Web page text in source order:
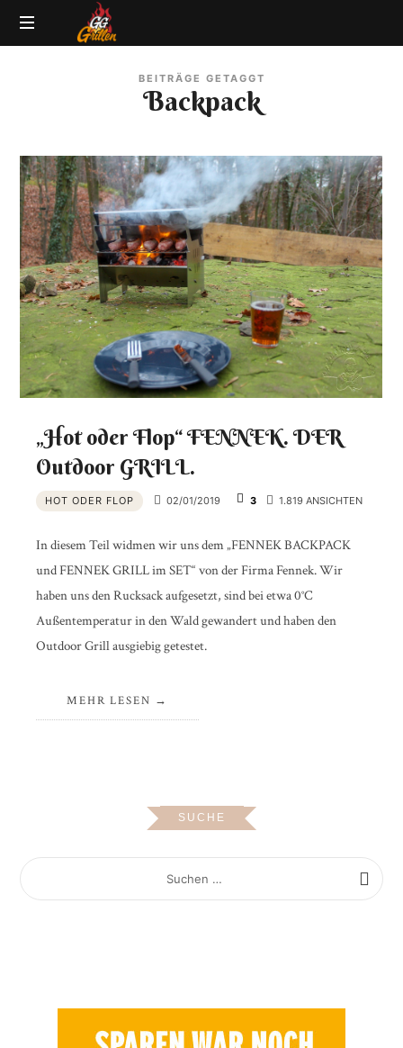
GG-
|
BBQ
Lexikon
BEITRÄGE GETAGGT
Backpack
„Hot oder Flop“ FENNEK. DER
Outdoor GRILL.
HOT ODER FLOP 02/01/2019 3 1.819 ANSICHTEN
In diesem Teil widmen wir uns dem „FENNEK BACKPACK
und FENNEK GRILL im SET“ von der Firma Fennek. Wir
haben uns den Rucksack aufgesetzt, sind bei etwa 0°C
Außentemperatur in den Wald gewandert und haben den
Outdoor Grill ausgiebig getestet.
MEHR LESEN
SUCHE
SUCHEN